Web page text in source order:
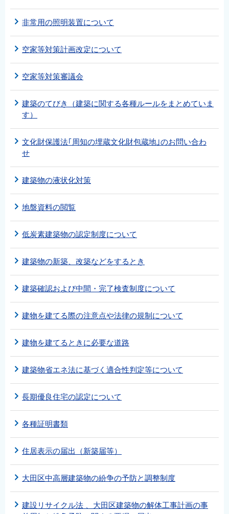
非常用の照明装置について
空家等対策計画改定について
空家等対策審議会
建築のてびき（建築に関する各種ルールをまとめていま
す）
文化財保護法｢周知の埋蔵文化財包蔵地｣のお問い合わ
せ
建築物の液状化対策
地盤資料の閲覧
低炭素建築物の認定制度について
建築物の新築、改築などをするとき
建築確認および中間・完了検査制度について
建物を建てる際の注意点や法律の規制について
建物を建てるときに必要な道路
建築物省エネ法に基づく適合性判定等について
長期優良住宅の認定について
各種証明書類
住居表示の届出（新築届等）
大田区中高層建築物の紛争の予防と調整制度
建設リサイクル法 、大田区建築物の解体工事計画の事